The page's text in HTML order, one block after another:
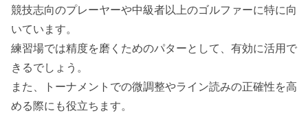
競技志向のプレーヤーや中級者以上のゴルファーに特に向
いています。
練習場では精度を磨くためのパターとして、有効に活用で
きるでしょう。
また、トーナメントでの微調整やライン読みの正確性を高
める際にも役立ちます。